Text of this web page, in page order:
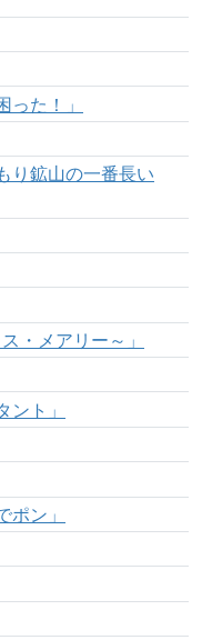
った！」
り鉱山の一番長い
・メアリー～」
ント」
ポン」